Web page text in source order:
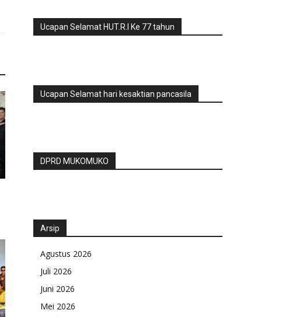
Ucapan Selamat HUT.R.I Ke 77 tahun
Ucapan Selamat hari kesaktian pancasila
DPRD MUKOMUKO
Arsip
Agustus 2026
Juli 2026
Juni 2026
Mei 2026